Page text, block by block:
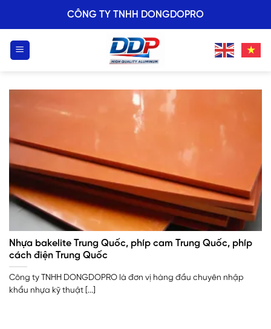
CÔNG TY TNHH DONGDOPRO
Nhựa bakelite Trung Quốc, phíp cam Trung Quốc, phíp
cách điện Trung Quốc
Công ty TNHH DONGDOPRO là đơn vị hàng đầu chuyên nhập
khẩu nhựa kỹ thuật [...]